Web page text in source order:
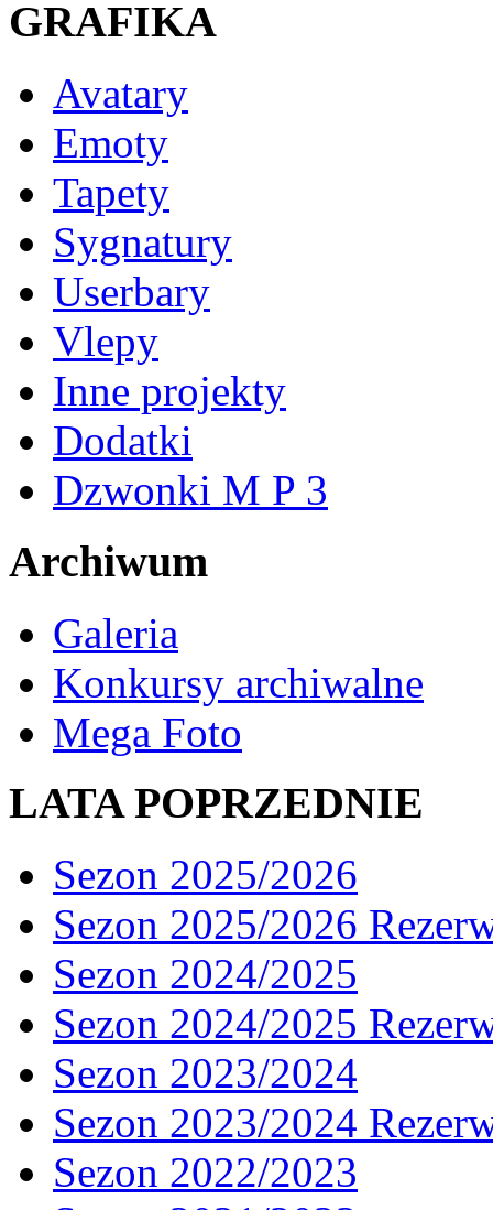
GRAFIKA
Avatary
Emoty
Tapety
Sygnatury
Userbary
Vlepy
Inne projekty
Dodatki
Dzwonki M P 3
Archiwum
Galeria
Konkursy archiwalne
Mega Foto
LATA POPRZEDNIE
Sezon 2025/2026
Sezon 2025/2026
Sezon 2024/2025
Sezon 2024/2025
Sezon 2023/2024
Sezon 2023/2024
Sezon 2022/2023